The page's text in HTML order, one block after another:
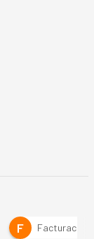
F Facturación